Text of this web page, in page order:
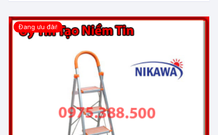
Đang ưu đãi!